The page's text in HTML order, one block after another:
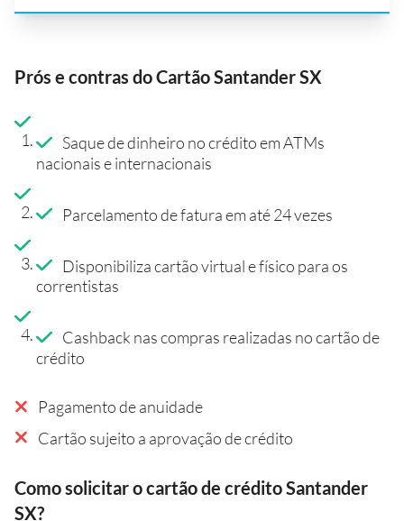
Prós e contras do Cartão Santander SX
Saque de dinheiro no crédito em ATMs
nacionais e internacionais
Parcelamento de fatura em até 24 vezes
Disponibiliza cartão virtual e físico para os
correntistas
Cashback nas compras realizadas no cartão de
crédito
Pagamento de anuidade
Cartão sujeito a aprovação de crédito
Como solicitar o cartão de crédito Santander
SX?